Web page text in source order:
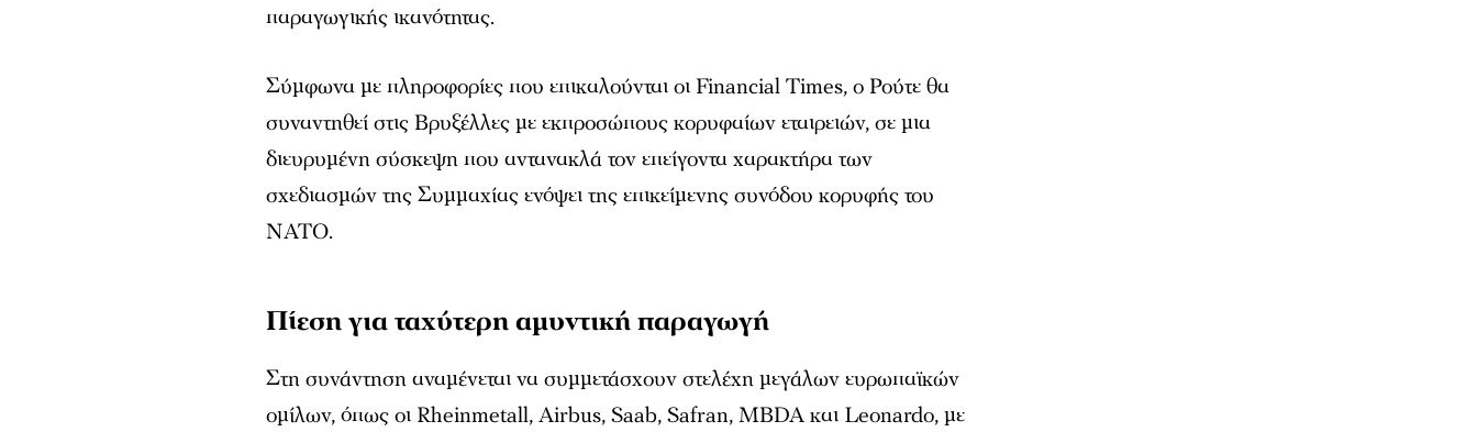
παραγωγικής ικανότητας.
Σύμφωνα με πληροφορίες που επικαλούνται οιFinancial Times, ο Ρούτε θα
συναντηθεί στις Βρυξέλλες με εκπροσώπους κορυφαίων εταιρειών, σε μια
διευρυμένη σύσκεψη που αντανακλά τον επείγοντα χαρακτήρα των
σχεδιασμών της Συμμαχίας ενόψει της επικείμενης συνόδου κορυφής του
ΝΑΤΟ.
Πίεση για ταχύτερη αμυντική παραγωγή
Στη συνάντηση αναμένεται να συμμετάσχουν στελέχη μεγάλων ευρωπαϊκών
ομίλων, όπως οι Rheinmetall, Airbus, Saab, Safran, MBDA και Leonardo, με